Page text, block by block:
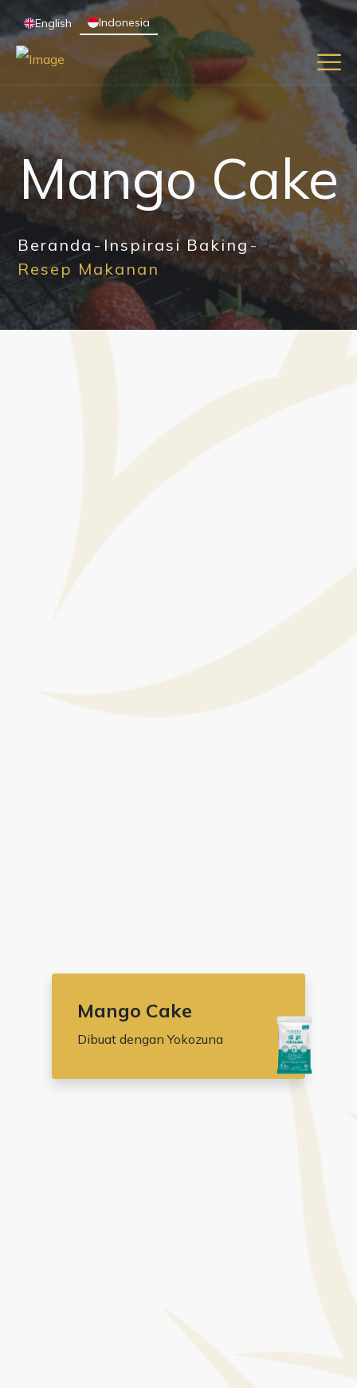
English Indonesia
Mango Cake
Beranda
Inspirasi Baking
Resep Makanan
Mango Cake
Dibuat dengan Yokozuna